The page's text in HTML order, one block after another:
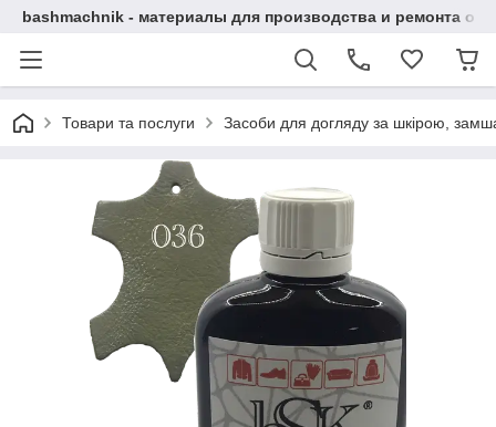
bashmachnik - материалы для производства и ремонта
Товари та послуги Засоби для догляду за шкірою,